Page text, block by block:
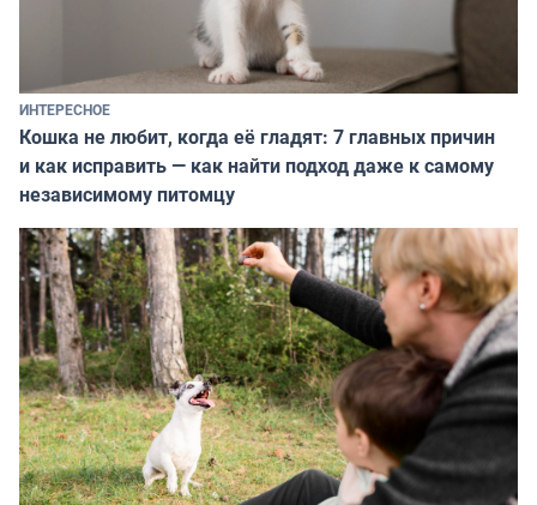
ИНТЕРЕСНОЕ
Кошка не любит, когда её гладят: 7 главных причин
и как исправить — как найти подход даже к самому
независимому питомцу